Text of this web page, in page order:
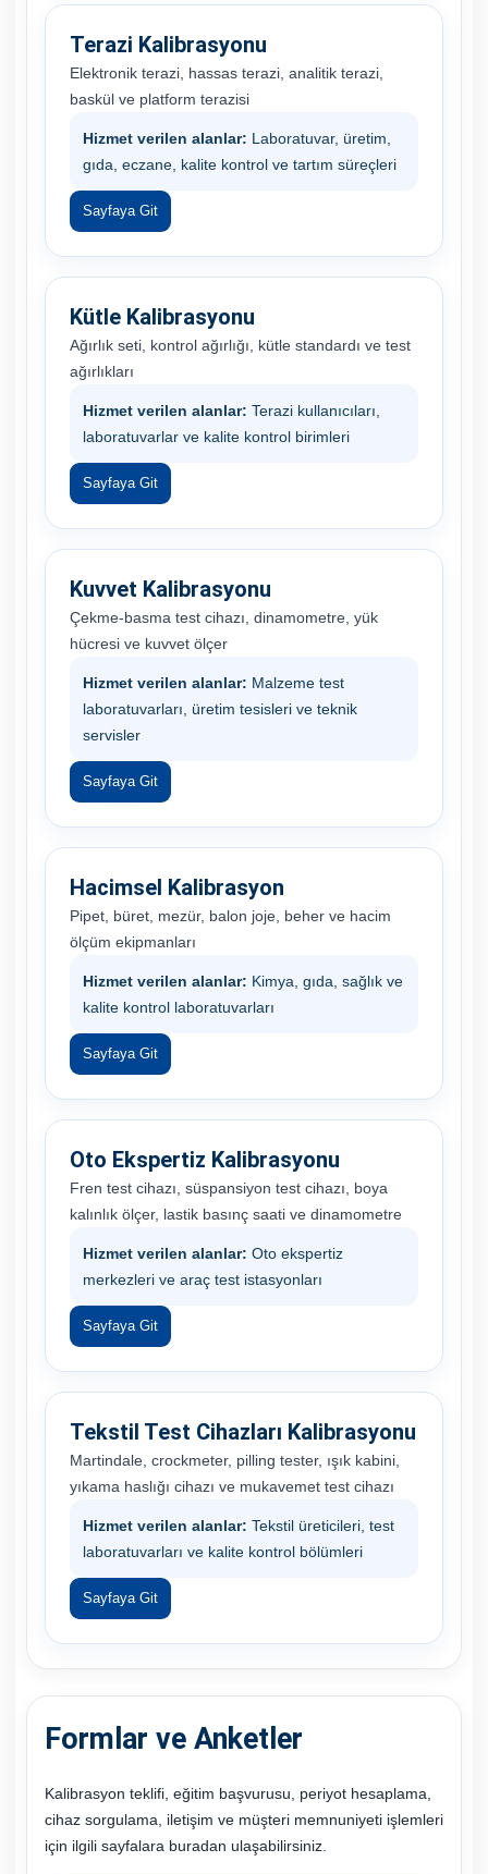
Terazi Kalibrasyonu
Elektronik terazi, hassas terazi, analitik terazi,
baskül ve platform terazisi
Hizmet verilen alanlar: Laboratuvar, üretim,
gıda, eczane, kalite kontrol ve tartım süreçleri
Sayfaya Git
Kütle Kalibrasyonu
Ağırlık seti, kontrol ağırlığı, kütle standardı ve test
ağırlıkları
Hizmet verilen alanlar: Terazi kullanıcıları,
laboratuvarlar ve kalite kontrol birimleri
Sayfaya Git
Kuvvet Kalibrasyonu
Çekme-basma test cihazı, dinamometre, yük
hücresi ve kuvvet ölçer
Hizmet verilen alanlar: Malzeme test
laboratuvarları, üretim tesisleri ve teknik
servisler
Sayfaya Git
Hacimsel Kalibrasyon
Pipet, büret, mezür, balon joje, beher ve hacim
ölçüm ekipmanları
Hizmet verilen alanlar: Kimya, gıda, sağlık ve
kalite kontrol laboratuvarları
Sayfaya Git
Oto Ekspertiz Kalibrasyonu
Fren test cihazı, süspansiyon test cihazı, boya
kalınlık ölçer, lastik basınç saati ve dinamometre
Hizmet verilen alanlar: Oto ekspertiz
merkezleri ve araç test istasyonları
Sayfaya Git
Tekstil Test Cihazları Kalibrasyonu
Martindale, crockmeter, pilling tester, ışık kabini,
yıkama haslığı cihazı ve mukavemet test cihazı
Hizmet verilen alanlar: Tekstil üreticileri, test
laboratuvarları ve kalite kontrol bölümleri
Sayfaya Git
Formlar ve Anketler
Kalibrasyon teklifi, eğitim başvurusu, periyot hesaplama,
cihaz sorgulama, iletişim ve müşteri memnuniyeti işlemleri
için ilgili sayfalara buradan ulaşabilirsiniz.